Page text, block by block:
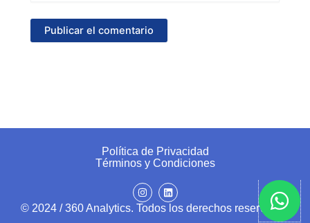
Política de Privacidad
Términos y Condiciones
I
n
s
t
L
i
n
k
© 2024 / 360 Analytics. Todos los derechos reservados